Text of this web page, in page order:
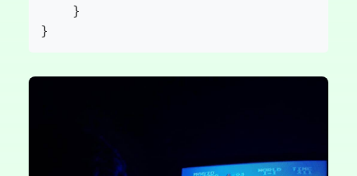
    }
}